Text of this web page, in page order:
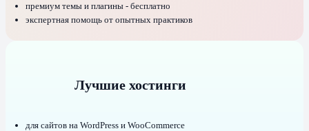
премиум темы и плагины - бесплатно
экспертная помощь от опытных практиков
Лучшие хостинги
для сайтов на WordPress и WooCommerce